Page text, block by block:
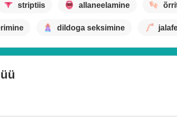
striptiis allaneelamine
dildoga seksimine